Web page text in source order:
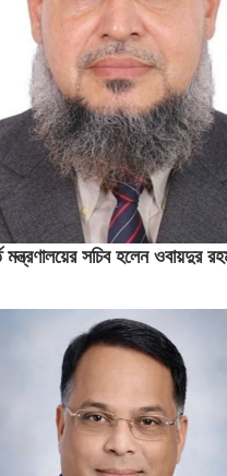
সচিব হলেন ওবায়দুর